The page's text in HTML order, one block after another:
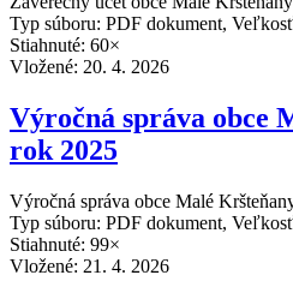
Typ súboru: PDF dokument,
Stiahnuté: 60×
Vložené: 20. 4. 2026
Výročná správa obce
rok 2025
Výročná správa obce Malé
Typ súboru: PDF dokument,
Stiahnuté: 99×
Vložené: 21. 4. 2026